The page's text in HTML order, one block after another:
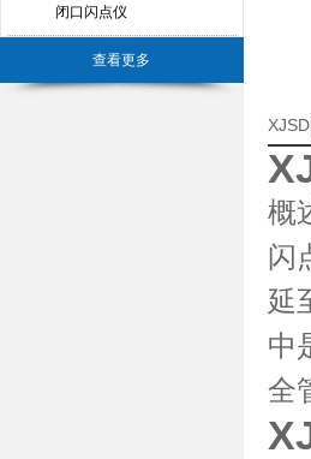
闭口闪点仪
查看更多
概
闪
延
中
全